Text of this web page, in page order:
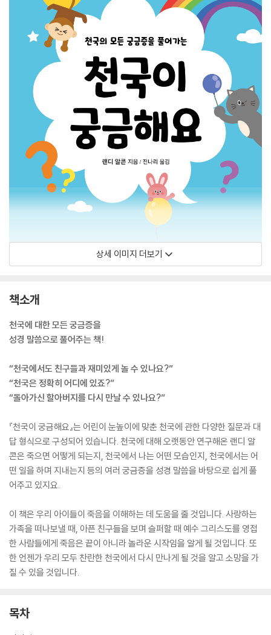
상세 이미지 더보기
책소개
천국에 대한 모든 궁금증을
성경 말씀으로 풀어주는 책!
“천국에서도 친구들과 재미있게 놀 수 있나요?”
“천국은 정확히 어디에 있죠?”
“돌아가신 할아버지를 다시 만날 수 있나요?”
『천국이 궁금해요』는 어린이 눈높이에 맞춘 천국에 관한 다양한 질문과 대
답 형식으로 구성되어 있습니다. 천국에 대해 오랫동안 연구해온 랜디 알
콘은 죽으면 어떻게 되는지, 천국에서 나는 어떤 모습인지, 천국에서는 어
떤 일을 하며 지내는지 등의 여러 궁금증을 성경 말씀을 바탕으로 쉽게 풀
어주고 있지요.
이 책은 우리 아이들이 죽음을 이해하는 데 도움을 줄 것입니다. 사랑하는
가족을 떠나보낼 때, 아픈 친구들을 보며 슬퍼할 때 예수 그리스도를 영접
한 사람들에게 죽음은 끝이 아니라 놀라운 시작임을 알게 될 것입니다. 또
한 언젠가 우리 모두 찬란한 천국에서 다시 만나게 될 것을 알고 소망을 가
질 수 있을 것입니다.
목차